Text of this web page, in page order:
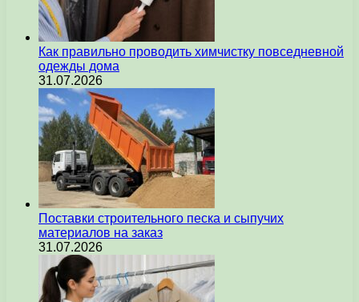
Как правильно проводить химчистку повседневной
одежды дома
31.07.2026
Поставки строительного песка и сыпучих
материалов на заказ
31.07.2026